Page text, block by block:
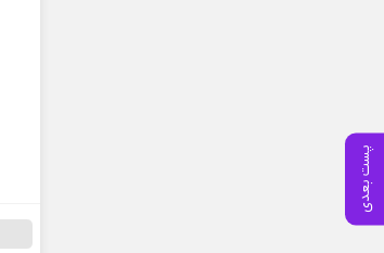
پست بعدی